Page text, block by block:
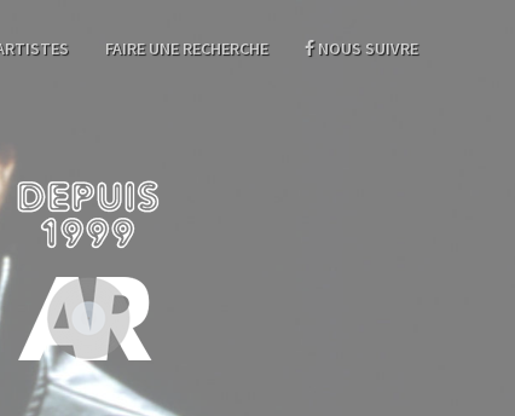
FAIRE UNE RECHERCHE NOUS SUIVRE